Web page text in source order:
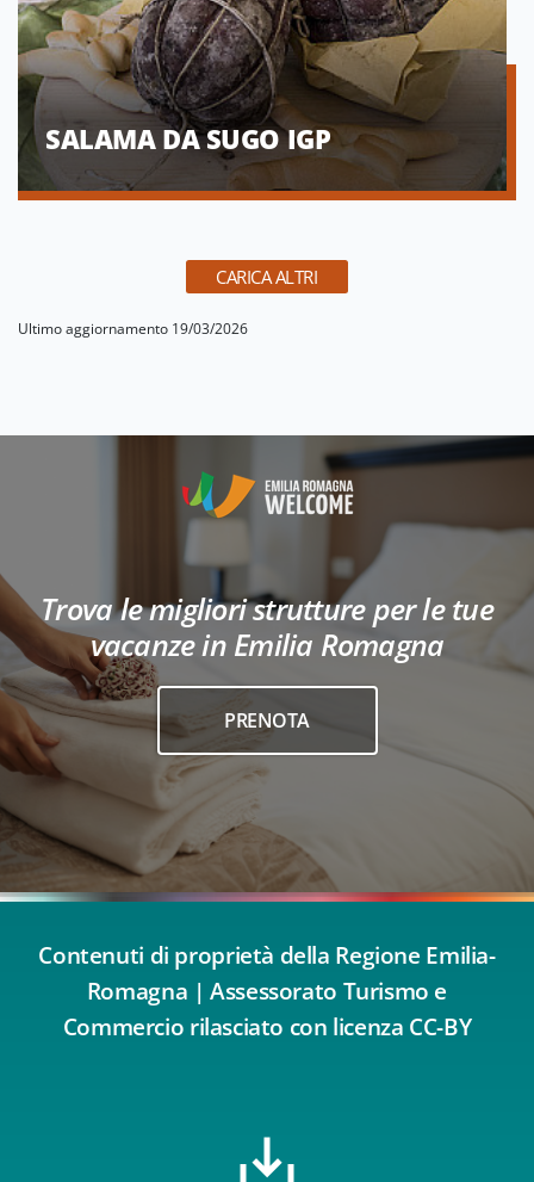
SALAMA DA SUGO IGP
CARICA ALTRI
Ultimo aggiornamento 19/03/2026
Trova le migliori strutture per le tue
vacanze in Emilia Romagna
PRENOTA
Contenuti di proprietà della Regione Emilia-
Romagna | Assessorato Turismo e
Commercio rilasciato con licenza CC-BY